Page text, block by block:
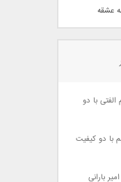
عشقه
با دو
با دو کیفیت
بارانی